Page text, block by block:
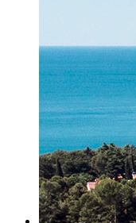
Zavod za
Zavod za
Zavod za
Pokusno
Zaposlenici
Euraxess
Misija i vizija
Upravno Vijeće
Rad Upravnog
Znanstveno Vijeće